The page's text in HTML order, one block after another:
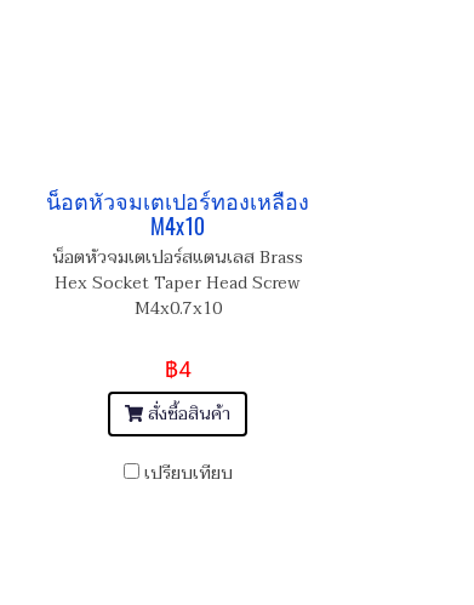
น็อตหัวจมเตเปอร์ทองเหลือง
M4x10
น็อตหัวจมเตเปอร์สแตนเลส Brass
Hex Socket Taper Head Screw
M4x0.7x10
฿4
สั่งซื้อสินค้า
เปรียบเทียบ